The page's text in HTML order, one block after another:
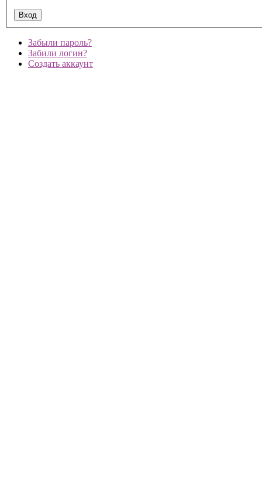
Забыли пароль?
Забили логин?
Создать аккаунт